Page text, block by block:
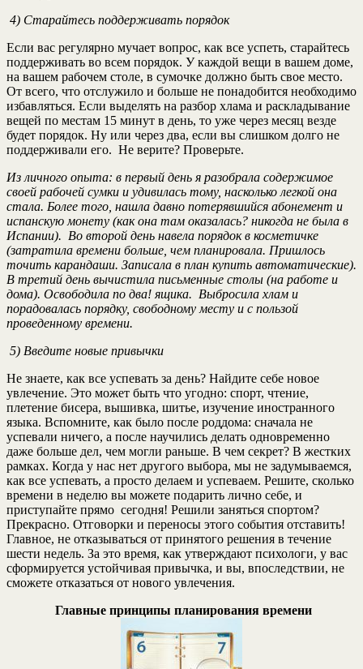
4) Старайтесь поддерживать порядок
Если вас регулярно мучает вопрос, как все успеть, старайтесь
поддерживать во всем порядок. У каждой вещи в вашем доме,
на вашем рабочем столе, в сумочке должно быть свое место.
От всего, что отслужило и больше не понадобится необходимо
избавляться. Если выделять на разбор хлама и раскладывание
вещей по местам 15 минут в день, то уже через месяц везде
будет порядок. Ну или через два, если вы слишком долго не
поддерживали его. Не верите? Проверьте.
Из личного опыта: в первый день я разобрала содержимое
своей рабочей сумки и удивилась тому, насколько легкой она
стала. Более того, нашла давно потерявшийся абонемент и
испанскую монету (как она там оказалась? никогда не была в
Испании). Во второй день навела порядок в косметичке
(затратила времени больше, чем планировала. Пришлось
точить карандаши. Записала в план купить автоматические).
В третий день вычистила письменные столы (на работе и
дома). Освободила по два! ящика. Выбросила хлам и
порадовалась порядку, свободному месту и с пользой
проведенному времени.
5) Введите новые привычки
Не знаете, как все успевать за день? Найдите себе новое
увлечение. Это может быть что угодно: спорт, чтение,
плетение бисера, вышивка, шитье, изучение иностранного
языка. Вспомните, как было после роддома: сначала не
успевали ничего, а после научились делать одновременно
даже больше дел, чем могли раньше. В чем секрет? В жестких
рамках. Когда у нас нет другого выбора, мы не задумываемся,
как все успевать, а просто делаем и успеваем. Решите, сколько
времени в неделю вы можете подарить лично себе, и
приступайте прямо сегодня! Решили заняться спортом?
Прекрасно. Отговорки и переносы этого события отставить!
Главное, не отказываться от принятого решения в течение
шести недель. За это время, как утверждают психологи, у вас
сформируется устойчивая привычка, и вы, впоследствии, не
сможете отказаться от нового увлечения.
Главные принципы планирования времени